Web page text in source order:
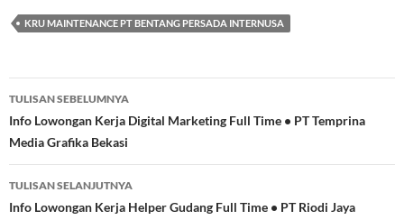
KRU MAINTENANCE PT BENTANG PERSADA INTERNUSA
Navigasi
Tulisan
TULISAN SEBELUMNYA
Info Lowongan Kerja Digital Marketing Full Time • PT Temprina
Media Grafika Bekasi
TULISAN SELANJUTNYA
Info Lowongan Kerja Helper Gudang Full Time • PT Riodi Jaya